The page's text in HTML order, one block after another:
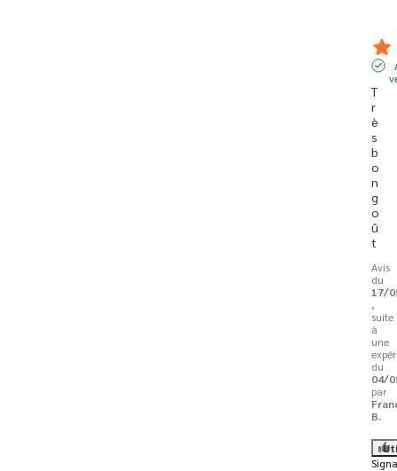
T
r
è
s
b
o
n
g
o
û
t
Avis
du
17/
,
suite
à
une
du
04/
par
B.